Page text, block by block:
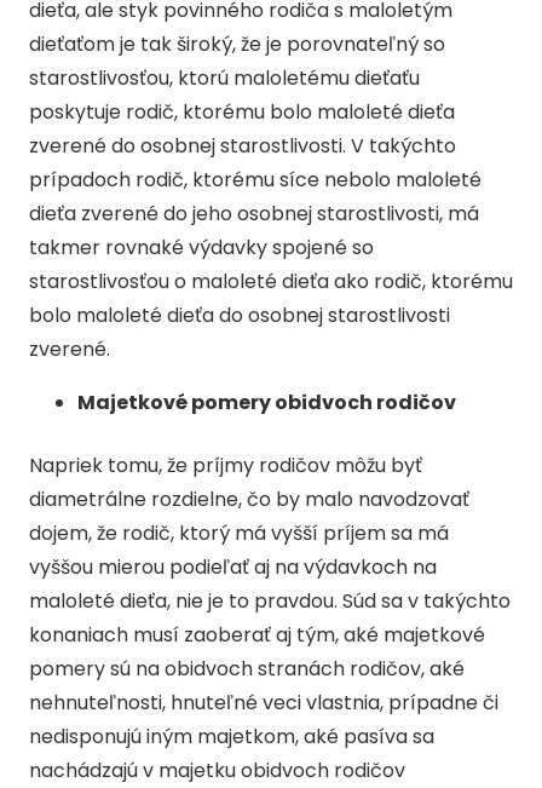
dieťa, ale styk povinného rodiča s maloletým
dieťaťom je tak široký, že je porovnateľný so
starostlivosťou, ktorú maloletému dieťaťu
poskytuje rodič, ktorému bolo maloleté dieťa
zverené do osobnej starostlivosti. V takýchto
prípadoch rodič, ktorému síce nebolo maloleté
dieťa zverené do jeho osobnej starostlivosti, má
takmer rovnaké výdavky spojené so
starostlivosťou o maloleté dieťa ako rodič, ktorému
bolo maloleté dieťa do osobnej starostlivosti
zverené.
Majetkové pomery obidvoch rodičov
Napriek tomu, že príjmy rodičov môžu byť
diametrálne rozdielne, čo by malo navodzovať
dojem, že rodič, ktorý má vyšší príjem sa má
vyššou mierou podieľať aj na výdavkoch na
maloleté dieťa, nie je to pravdou. Súd sa v takýchto
konaniach musí zaoberať aj tým, aké majetkové
pomery sú na obidvoch stranách rodičov, aké
nehnuteľnosti, hnuteľné veci vlastnia, prípadne či
nedisponujú iným majetkom, aké pasíva sa
nachádzajú v majetku obidvoch rodičov